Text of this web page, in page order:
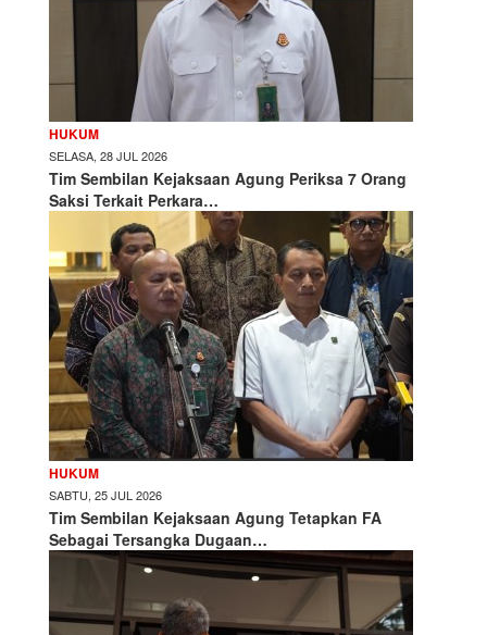
HUKUM
SELASA, 28 JUL 2026
Tim Sembilan Kejaksaan Agung Periksa 7 Orang
Saksi Terkait Perkara…
HUKUM
SABTU, 25 JUL 2026
Tim Sembilan Kejaksaan Agung Tetapkan FA
Sebagai Tersangka Dugaan…